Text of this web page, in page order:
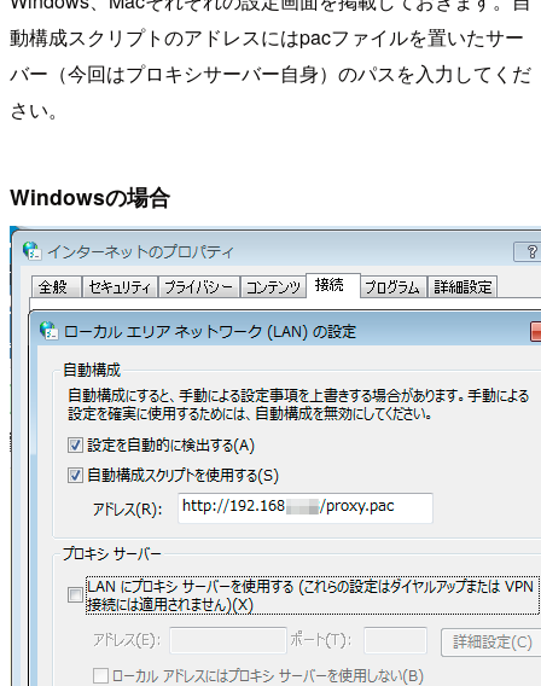
動構成スクリプトのアドレスにはpacファイルを置いたサー
バー（今回はプロキシサーバー自身）のパスを入力してくだ
さい。
Windowsの場合